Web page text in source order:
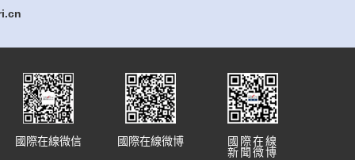
國際在線
新聞微博
國際在線微博
國際在線微信